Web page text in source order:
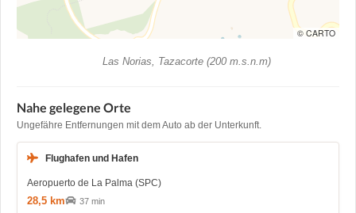
© CARTO
Las Norias, Tazacorte (200 m.s.n.m)
Nahe gelegene Orte
Ungefähre Entfernungen mit dem Auto ab der Unterkunft.
Flughafen und Hafen
Aeropuerto de La Palma (SPC)
28,5 km 37 min